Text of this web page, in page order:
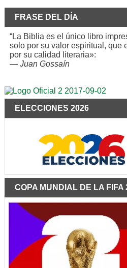
FRASE DEL DÍA
“La Biblia es el único libro
solo por su valor espiritual, que
por su calidad literaria»:
— Juan Gossaín
ELECCIONES 2026
COPA MUNDIAL DE LA FIFA